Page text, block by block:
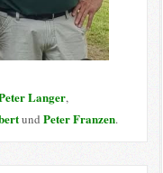
Langer,
und Peter Franzen.